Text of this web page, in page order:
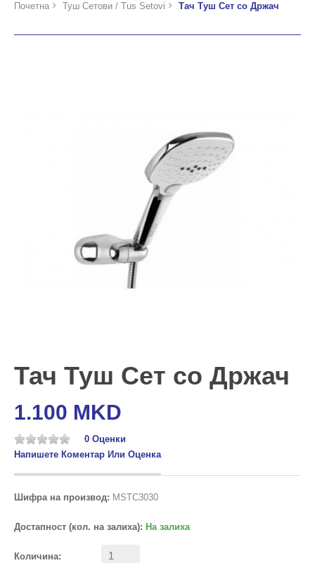
Почетна Туш Сетови / Tus Setovi Тач Туш Сет со Држач
Тач Туш Сет со Држач
1.100 MKD
0 Оценки
Напишете Коментар Или Оценка
Шифра на производ: MSTC3030
Достапност (кол. на залиха): На залиха
Количина: